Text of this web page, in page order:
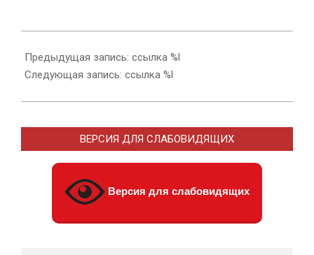
12-
11
Предыдущая запись: ссылка %l
Следующая запись: ссылка %l
ВЕРСИЯ ДЛЯ СЛАБОВИДЯЩИХ
Версия для слабовидящих